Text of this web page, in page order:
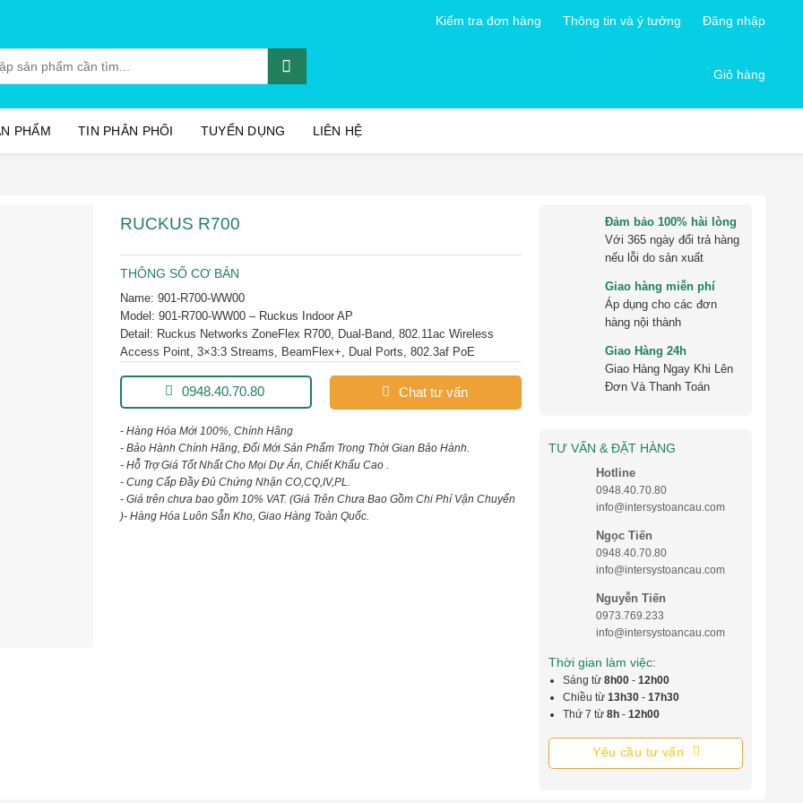
Kiểm tra đơn hàng Thông tin và ý tưởng Đăng nhập
Giỏ hàng
PHẨM TIN PHÂN PHỐI TUYỂN DỤNG LIÊN HỆ
RUCKUS R700
THÔNG SỐ CƠ BẢN
Name: 901-R700-WW00
Model: 901-R700-WW00 – Ruckus Indoor AP
Detail: Ruckus Networks ZoneFlex R700, Dual-Band, 802.11ac Wireless
Access Point, 3×3:3 Streams, BeamFlex+, Dual Ports, 802.3af PoE
0948.40.70.80 Chat tư vấn
- Hàng Hóa Mới 100%, Chính Hãng
- Bảo Hành Chính Hãng, Đổi Mới Sản Phẩm Trong Thời Gian Bảo Hành.
- Hỗ Trợ Giá Tốt Nhất Cho Mọi Dự Án, Chiết Khấu Cao .
- Cung Cấp Đầy Đủ Chứng Nhận CO,CQ,IV,PL.
- Giá trên chưa bao gồm 10% VAT. (Giá Trên Chưa Bao Gồm Chi Phí Vận Chuyển
)- Hàng Hóa Luôn Sẵn Kho, Giao Hàng Toàn Quốc.
Đảm bảo 100% hài lòng
Với 365 ngày đổi trả hàng
nếu lỗi do sản xuất
Giao hàng miễn phí
Áp dụng cho các đơn
hàng nội thành
Giao Hàng 24h
Giao Hàng Ngay Khi Lên
Đơn Và Thanh Toán
TƯ VẤN & ĐẶT HÀNG
Hotline
0948.40.70.80
info@intersystoancau.com
Ngọc Tiến
0948.40.70.80
info@intersystoancau.com
Nguyễn Tiến
0973.769.233
info@intersystoancau.com
Thời gian làm việc:
Sáng từ 8h00- 12h00
Chiều từ 13h30- 17h30
Thứ 7 từ 8h- 12h00
Yêu cầu tư vấn